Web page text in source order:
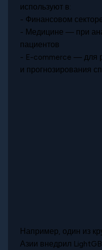
используют в:
- Финансовом
- Медицине — при
пациентов
- E-commerce — для
и прогнозирования
Например, один из
Азии внедрил